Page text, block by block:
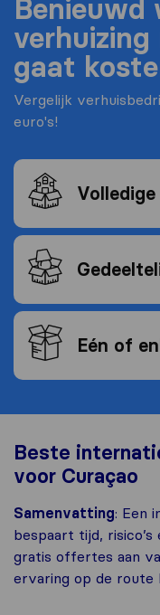
verhuizing
gaat
Vergelijk
euro's!
Eén of
Beste
voor Curaçao
Samenvatting: Een
bespaart tijd,
gratis offertes aan
ervaring op de route